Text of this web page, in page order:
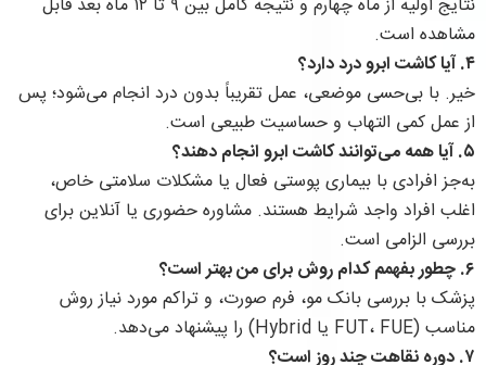
نتایج اولیه از ماه چهارم و نتیجه کامل بین ۹ تا ۱۲ ماه بعد قابل
مشاهده است.
۴. آیا کاشت ابرو درد دارد؟
خیر. با بی‌حسی موضعی، عمل تقریباً بدون درد انجام می‌شود؛ پس
از عمل کمی التهاب و حساسیت طبیعی است.
۵. آیا همه می‌توانند کاشت ابرو انجام دهند؟
به‌جز افرادی با بیماری پوستی فعال یا مشکلات سلامتی خاص،
اغلب افراد واجد شرایط هستند. مشاوره حضوری یا آنلاین برای
بررسی الزامی است.
۶. چطور بفهمم کدام روش برای من بهتر است؟
پزشک با بررسی بانک مو، فرم صورت، و تراکم مورد نیاز روش
مناسب (FUT، FUE یا Hybrid) را پیشنهاد می‌دهد.
۷. دوره نقاهت چند روز است؟